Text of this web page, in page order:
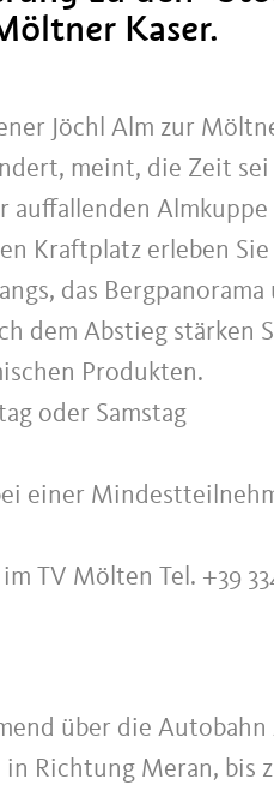
Kaser.
Jöchl Alm zur
meint, die Zeit
Kraftplatz erleben
das
dem Abstieg stärken
Produkten.
oder Samstag
einer
TV Mölten Tel. +39
über die Autobahn
in Richtung Meran, bis